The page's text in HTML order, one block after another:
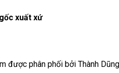
xuất xứ
được phân phối bởi Thành